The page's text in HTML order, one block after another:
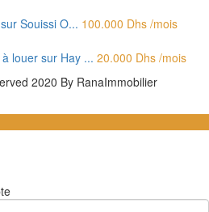
Souissi O... 100.000 Dhs /mois
louer sur Hay ... 20.000 Dhs /mois
2020 By RanaImmobilier